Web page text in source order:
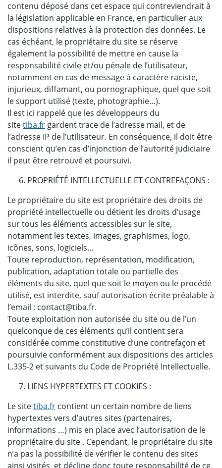
contenu déposé dans cet espace qui contreviendrait à
la législation applicable en France, en particulier aux
dispositions relatives à la protection des données. Le
cas échéant, le propriétaire du site se réserve
également la possibilité de mettre en cause la
responsabilité civile et/ou pénale de l’utilisateur,
notamment en cas de message à caractère raciste,
injurieux, diffamant, ou pornographique, quel que soit
le support utilisé (texte, photographie…).
Il est ici rappelé que les développeurs du
sitetiba.fr gardent trace de l’adresse mail, et de
l’adresse IP de l’utilisateur. En conséquence, il doit être
conscient qu’en cas d’injonction de l’autorité judiciaire
il peut être retrouvé et poursuivi.
PROPRIÉTÉ INTELLECTUELLE ET CONTREFAÇONS :
Le propriétaire du site est propriétaire des droits de
propriété intellectuelle ou détient les droits d’usage
sur tous les éléments accessibles sur le site,
notamment les textes, images, graphismes, logo,
icônes, sons, logiciels…
Toute reproduction, représentation, modification,
publication, adaptation totale ou partielle des
éléments du site, quel que soit le moyen ou le procédé
utilisé, est interdite, sauf autorisation écrite préalable à
l’email : contact@tiba.fr.
Toute exploitation non autorisée du site ou de l’un
quelconque de ces éléments qu’il contient sera
considérée comme constitutive d’une contrefaçon et
poursuivie conformément aux dispositions des articles
L.335-2 et suivants du Code de Propriété Intellectuelle.
LIENS HYPERTEXTES ET COOKIES :
Le sitetiba.fr contient un certain nombre de liens
hypertextes vers d’autres sites (partenaires,
informations …) mis en place avec l’autorisation de le
propriétaire du site . Cependant, le propriétaire du site
n’a pas la possibilité de vérifier le contenu des sites
ainsi visités et décline donc toute responsabilité de ce